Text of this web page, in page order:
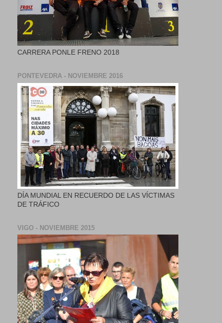
CARRERA PONLE FRENO 2018
PONTEVEDRA - NOVIEMBRE 2016
DÍA MUNDIAL EN RECUERDO DE LAS VÍCTIMAS
DE TRÁFICO
VIGO - NOVIEMBRE 2015